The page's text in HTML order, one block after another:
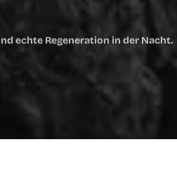
echte Regeneration in der Nacht.